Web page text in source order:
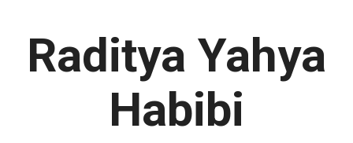
Raditya Yahya
Habibi